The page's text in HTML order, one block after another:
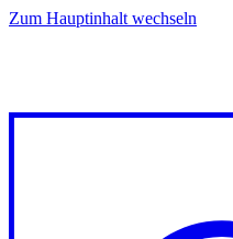
Zum Hauptinhalt wechseln